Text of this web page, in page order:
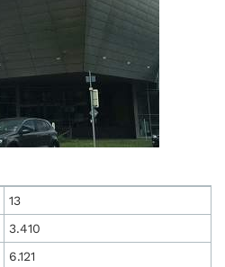
13
3.410
6.121